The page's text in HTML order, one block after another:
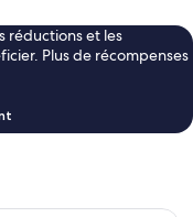
réductions et les
Plus de récompenses